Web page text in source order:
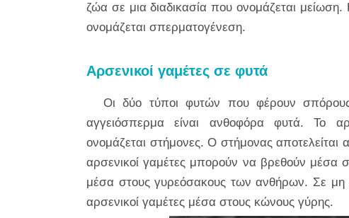
ζώα σε μια διαδικασία που ονομάζεται
ονομάζεται σπερματογένεση.
Αρσενικοί γαμέτες σε φυτά
Οι δύο τύποι φυτών που φέρουν
αγγειόσπερμα είναι ανθοφόρα φυτά. Το
ονομάζεται στήμονες. Ο στήμονας
αρσενικοί γαμέτες μπορούν να βρεθούν μέσα
μέσα στους γυρεόσακους των ανθήρων. Σε
αρσενικοί γαμέτες μέσα στους κώνους γύρης.